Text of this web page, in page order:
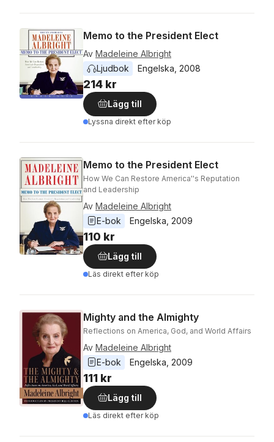
Memo to the President Elect
Av Madeleine Albright
Ljudbok
Engelska 2008
214 kr
Lägg till
Lyssna direkt efter köp
Memo to the President Elect
How We Can Restore America''s Reputation
and Leadership
Av Madeleine Albright
E-bok
Engelska 2009
110 kr
Lägg till
Läs direkt efter köp
Mighty and the Almighty
Reflections on America, God, and World Affairs
Av Madeleine Albright
E-bok
Engelska 2009
111 kr
Lägg till
Läs direkt efter köp